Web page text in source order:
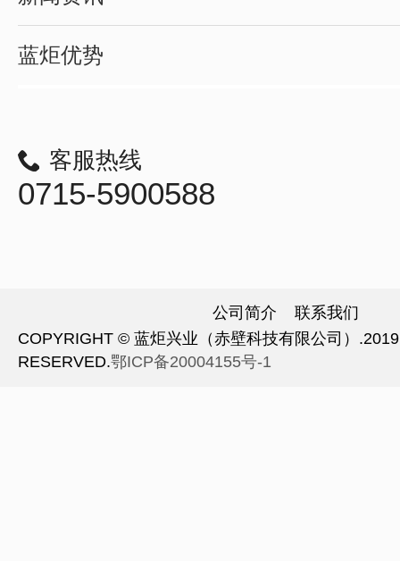
蓝炬优势
客服热线
0715-5900588
公司简介
联系我们
COPYRIGHT © 蓝炬兴业（赤壁科技有限公司）
RESERVED.鄂ICP备20004155号-1